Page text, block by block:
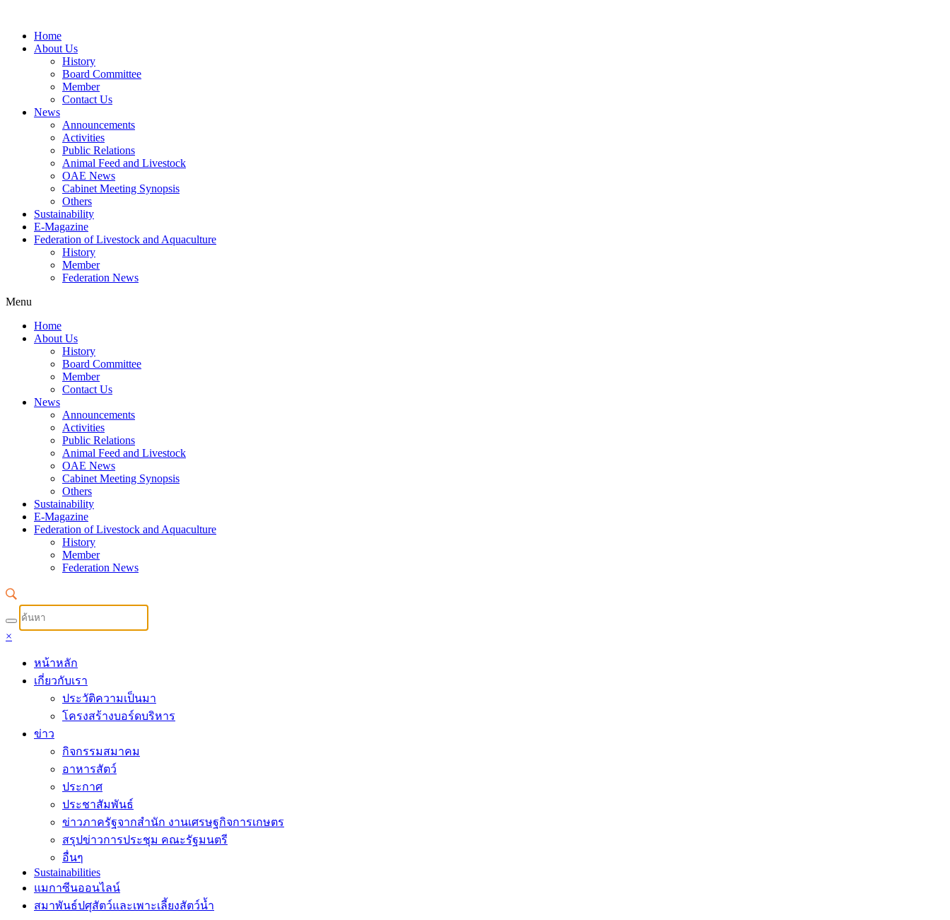
Home
About Us
History
Board Committee
Member
Contact Us
News
Announcements
Activities
Public Relations
Animal Feed and Livestock
OAE News
Cabinet Meeting Synopsis
Others
Sustainability
E-Magazine
Federation of Livestock and Aquaculture
History
Member
Federation News
Menu
Home
About Us
History
Board Committee
Member
Contact Us
News
Announcements
Activities
Public Relations
Animal Feed and Livestock
OAE News
Cabinet Meeting Synopsis
Others
Sustainability
E-Magazine
Federation of Livestock and Aquaculture
History
Member
Federation News
×
หน้าหลัก
เกี่ยวกับเรา
ประวัติความเป็นมา
โครงสร้างบอร์ดบริหาร
ข่าว
กิจกรรมสมาคม
อาหารสัตว์
ประกาศ
ประชาสัมพันธ์
ข่าวภาครัฐจากสำนัก งานเศรษฐกิจการเกษตร
สรุปข่าวการประชุม คณะรัฐมนตรี
อื่นๆ
Sustainabilities
แมกาซีนออนไลน์
สมาพันธ์ปศุสัตว์และเพาะเลี้ยงสัตว์น้ำ